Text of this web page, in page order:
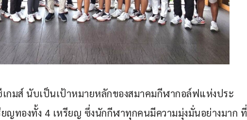
กมส์ นับเป็นเป้าหมายหลักของสมาคมกีฬากอล์ฟแห่งประ
ยญทองทั้ง 4 เหรียญ ซึ่งนักกีฬาทุกคนมีความมุ่งมั่นอย่างมาก ที่